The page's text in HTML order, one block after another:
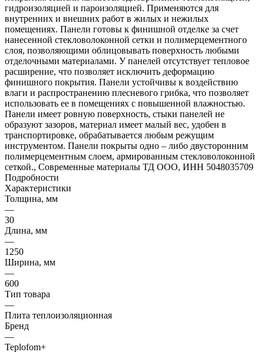
гидроизоляцией и пароизоляцией. Применяются для
внутренних и внешних работ в жилых и нежилых
помещениях. Панели готовы к финишной отделке за счет
нанесенной стекловолоконной сетки и полимерцементного
слоя, позволяющими облицовывать поверхность любыми
отделочными материалами. У панелей отсутствует тепловое
расширение, что позволяет исключить деформацию
финишного покрытия. Панели устойчивы к воздействию
влаги и распространению плесневого грибка, что позволяет
использовать ее в помещениях с повышенной влажностью.
Панели имеет ровную поверхность, стыки панелей не
образуют зазоров, материал имеет малый вес, удобен в
транспортировке, обрабатывается любым режущим
инструментом. Панели покрыты одно – либо двусторонним
полимерцементным слоем, армированным стекловолоконной
сеткой., Современные материалы ТД ООО, ИНН 5048035709
Подробности
Характеристики
Толщина, мм
—
30
Длина, мм
—
1250
Ширина, мм
—
600
Тип товара
—
Плита теплоизоляционная
Бренд
—
Teplofom+